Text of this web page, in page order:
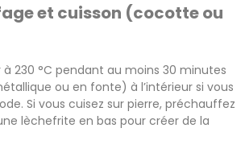
et cuisson (cocotte ou
230 °C pendant au moins 30 minutes
ou en fonte) à l’intérieur si vous
Si vous cuisez sur pierre, préchauffez
lèchefrite en bas pour créer de la